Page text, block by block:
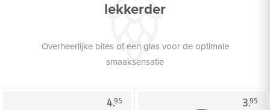
lekkerder
Overheerlijke bites of een glas voor de optimale
smaaksensatie
4.95 3.95